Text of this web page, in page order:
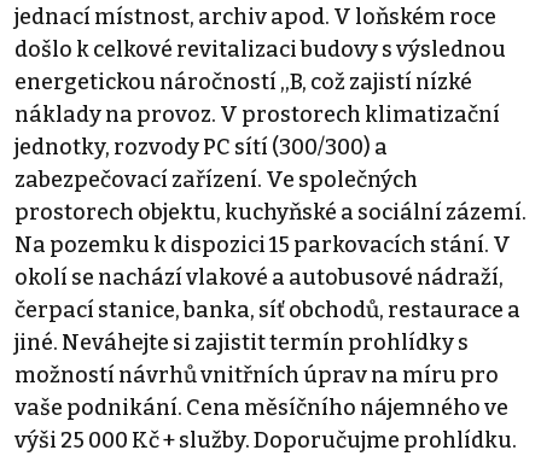
jednací místnost, archiv apod. V loňském roce
došlo k celkové revitalizaci budovy s výslednou
energetickou náročností ,,B, což zajistí nízké
náklady na provoz. V prostorech klimatizační
jednotky, rozvody PC sítí (300/300) a
zabezpečovací zařízení. Ve společných
prostorech objektu, kuchyňské a sociální zázemí.
Na pozemku k dispozici 15 parkovacích stání. V
okolí se nachází vlakové a autobusové nádraží,
čerpací stanice, banka, síť obchodů, restaurace a
jiné. Neváhejte si zajistit termín prohlídky s
možností návrhů vnitřních úprav na míru pro
vaše podnikání. Cena měsíčního nájemného ve
výši 25 000 Kč + služby. Doporučujme prohlídku.